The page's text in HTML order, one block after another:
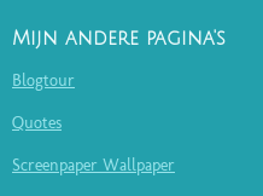
Mijn andere pagina's
Blogtour
Quotes
Screenpaper Wallpaper